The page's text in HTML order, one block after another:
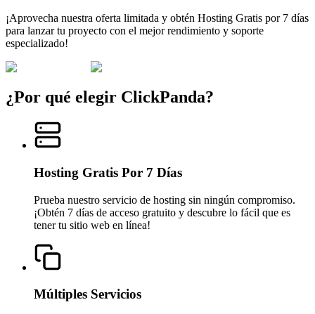
¡Aprovecha nuestra oferta limitada y obtén Hosting Gratis por 7 días
para lanzar tu proyecto con el mejor rendimiento y soporte
especializado!
¿Por qué elegir ClickPanda?
Hosting Gratis Por 7 Días
Prueba nuestro servicio de hosting sin ningún compromiso.
¡Obtén 7 días de acceso gratuito y descubre lo fácil que es
tener tu sitio web en línea!
Múltiples Servicios